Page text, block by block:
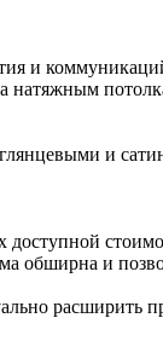
и
натяжным
и
обширна и
расширить